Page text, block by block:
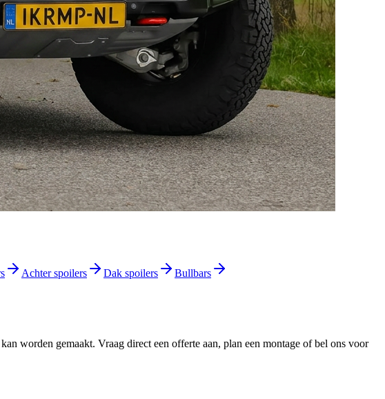
Achter spoilers Dak spoilers
Bullbars
worden gemaakt. Vraag direct een offerte aan, plan een montage of bel ons voor